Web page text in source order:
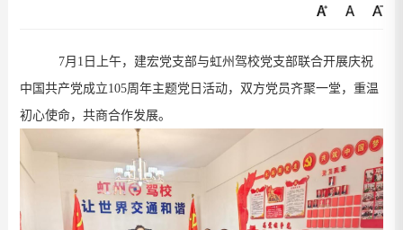
7月 1 日上午，建宏党支部与虹州驾校党支部联合开展庆祝
中国共产党成立105周年主题党日活动， 双方党员齐聚一堂， 重温
初心使命，共商合作发展。